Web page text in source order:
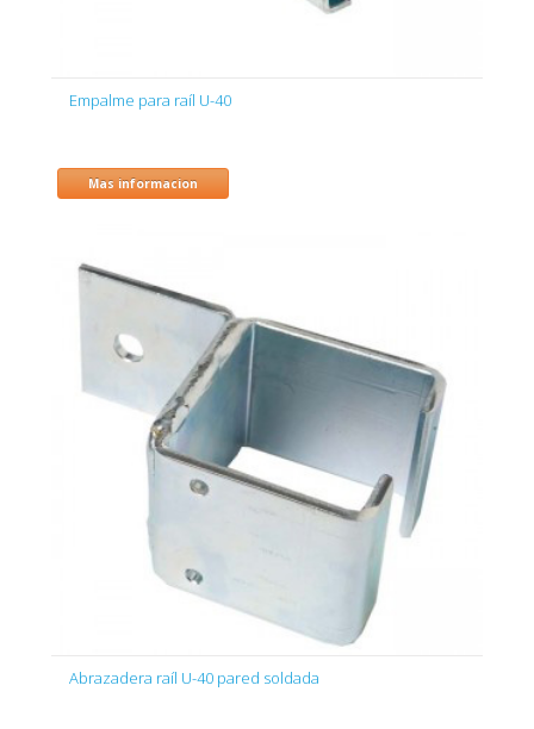
Empalme para raíl U-40
Mas informacion
Abrazadera raíl U-40 pared soldada